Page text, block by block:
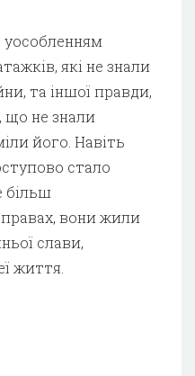
які не знали
та іншої правди,
що не знали
його. Навіть
стало
більш
вони жили
слави,
життя.